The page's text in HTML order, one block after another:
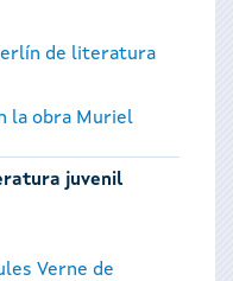
de literatura
la obra Muriel
juvenil
Verne de